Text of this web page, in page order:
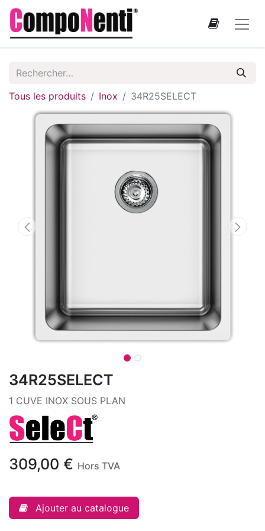
Tous les produits Inox 34R25SELECT
34R25SELECT
1 CUVE INOX SOUS PLAN
309,00 € Hors TVA
Ajouter au catalogue